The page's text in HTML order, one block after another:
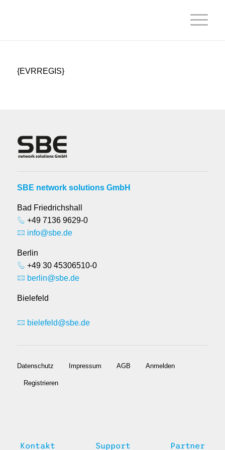
{EVRREGIS}
SBE network solutions GmbH
Bad Friedrichshall
+49 7136 9629-0
info@sbe.de
Berlin
+49 30 45306510-0
berlin@sbe.de
Bielefeld
bielefeld@sbe.de
Datenschutz Impressum AGB Anmelden
Registrieren
Kontakt Support Partner